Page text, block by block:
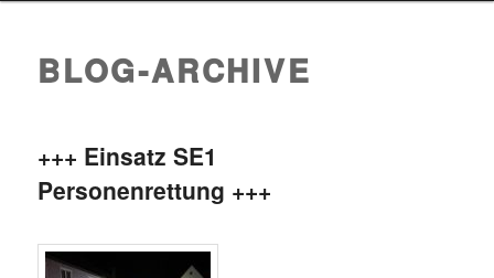
wechseln
BLOG-ARCHIVE
+++ Einsatz SE1
Personenrettung +++